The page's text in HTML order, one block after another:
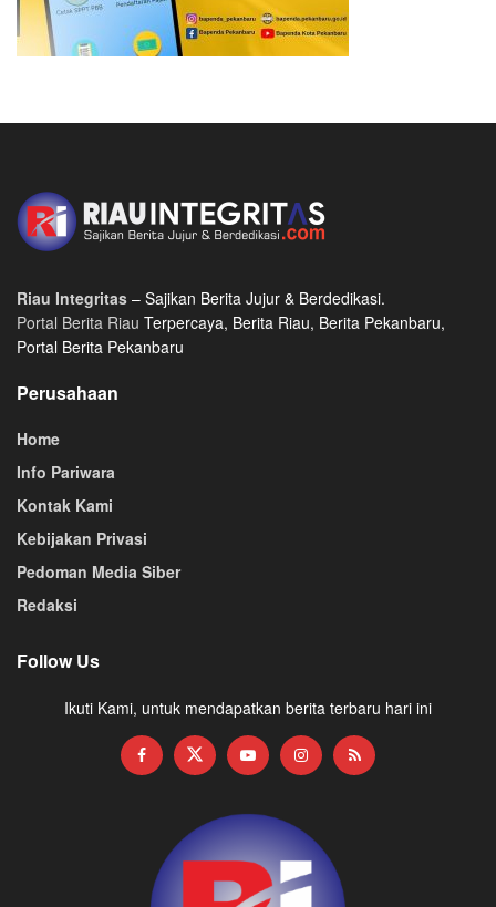
Riau Integritas – Sajikan Berita Jujur & Berdedikasi.
Portal Berita Riau Terpercaya, Berita Riau, Berita Pekanbaru,
Portal Berita Pekanbaru
Perusahaan
Home
Info Pariwara
Kontak Kami
Kebijakan Privasi
Pedoman Media Siber
Redaksi
Follow Us
Ikuti Kami, untuk mendapatkan berita terbaru hari ini